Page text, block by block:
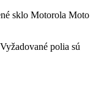
sklo Motorola Moto
Vyžadované polia sú